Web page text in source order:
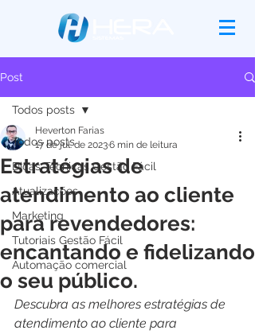
Post
Todos posts
Dicas Técnicas Gestão Fácil
Atualizações
Marketing
Tutoriais Gestão Fácil
Automação comercial
Todos posts
Estratégias de
atendimento ao cliente
para revendedores:
encantando e fidelizando
o seu público.
Heverton Farias
17 de jul. de 20236 min de leitura
Descubra as melhores estratégias de
atendimento ao cliente para